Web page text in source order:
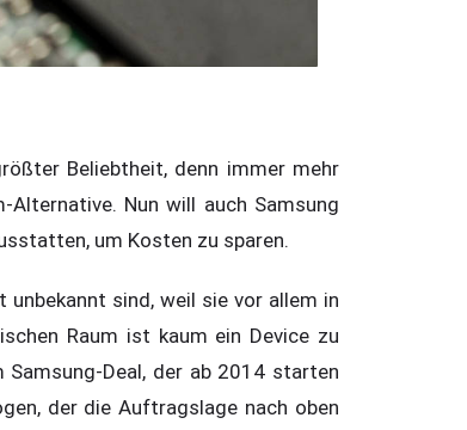
Beliebtheit, denn immer mehr
Nun will auch Samsung
um Kosten zu sparen.
unbekannt sind, weil sie vor allem in
Raum ist kaum ein Device zu
Deal, der ab 2014 starten
der die Auftragslage nach oben